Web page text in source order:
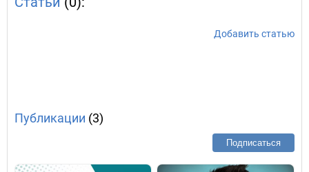
Добавить статью
Публикации (3)
Подписаться